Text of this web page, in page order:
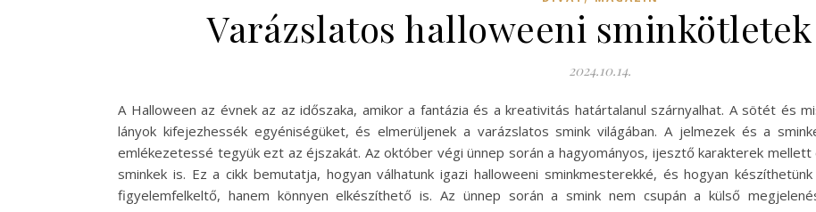
Varázslatos halloweeni
2024.10.14.
A Halloween az évnek az az időszaka, amikor a fantázia és a kreativitás határtalanul szárnyalhat. A sötét és
lányok kifejezhessék egyéniségüket, és elmerüljenek a varázslatos smink világában. A jelmezek és a
emlékezetessé tegyük ezt az éjszakát. Az október végi ünnep során a hagyományos, ijesztő karakterek
sminkek is. Ez a cikk bemutatja, hogyan válhatunk igazi halloweeni sminkmesterekké, és hogyan
figyelemfelkeltő, hanem könnyen elkészíthető is. Az ünnep során a smink nem csupán a külső